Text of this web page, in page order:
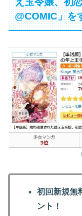
@COMIC」を
初回新規無
ント！